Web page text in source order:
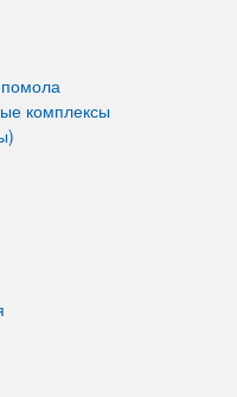
помола
комплексы